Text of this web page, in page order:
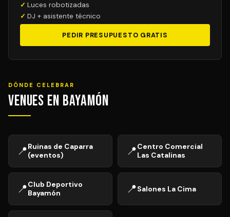
Luces robotizadas
DJ + asistente técnico
PEDIR PRESUPUESTO GRATIS
DÓNDE CELEBRAR
Venues en Bayamón
📍Ruinas de Caparra
(eventos)
📍Centro Comercial
Las Catalinas
📍Club Deportivo
Bayamón
📍Salones La Cima